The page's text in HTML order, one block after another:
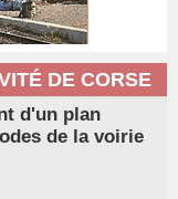
DE CORSE
d'un plan
de la voirie